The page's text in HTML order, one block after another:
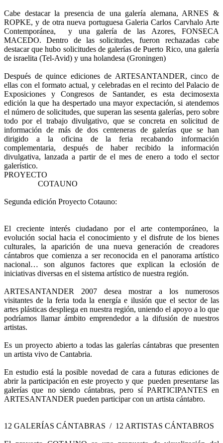
Cabe destacar la presencia de una galería alemana, ARNES &
ROPKE, y de otra nueva portuguesa Galeria Carlos Carvhalo Arte
Contemporánea, y una galería de las Azores, FONSECA
MACEDO. Dentro de las solicitudes, fueron rechazadas cabe
destacar que hubo solicitudes de galerías de Puerto Rico, una galería
de israelita (Tel-Avid) y una holandesa (Groningen)
Después de quince ediciones de ARTESANTANDER, cinco de
ellas con el formato actual, y celebradas en el recinto del Palacio de
Exposiciones y Congresos de Santander, es esta decimosexta
edición la que ha despertado una mayor expectación, si atendemos
el número de solicitudes, que superan las sesenta galerías, pero sobre
todo por el trabajo divulgativo, que se concreta en solicitud de
información de más de dos centeneras de galerías que se han
dirigido a la oficina de la feria recabando información
complementaria, después de haber recibido la información
divulgativa, lanzada a partir de el mes de enero a todo el sector
galerístico.
COTAUNO
Segunda edición Proyecto Cotauno:
El creciente interés ciudadano por el arte contemporáneo, la
evolución social hacia el conocimiento y el disfrute de los bienes
culturales, la aparición de una nueva generación de creadores
cántabros que comienza a ser reconocida en el panorama artístico
nacional… son algunos factores que explican la eclosión de
iniciativas diversas en el sistema artístico de nuestra región.
ARTESANTANDER 2007 desea mostrar a los numerosos
visitantes de la feria toda la energía e ilusión que el sector de las
artes plásticas despliega en nuestra región, uniendo el apoyo a lo que
podríamos llamar ámbito emprendedor a la difusión de nuestros
artistas.
Es un proyecto abierto a todas las galerías cántabras que presenten
un artista vivo de Cantabria.
En estudio está la posible novedad de cara a futuras ediciones de
abrir la participación en este proyecto y que pueden presentarse las
galerías que no siendo cántabras, pero sí PARTICIPANTES en
ARTESANTANDER pueden participar con un artista cántabro.
12 GALERÍAS CÁNTABRAS / 12 ARTISTAS CÁNTABROS